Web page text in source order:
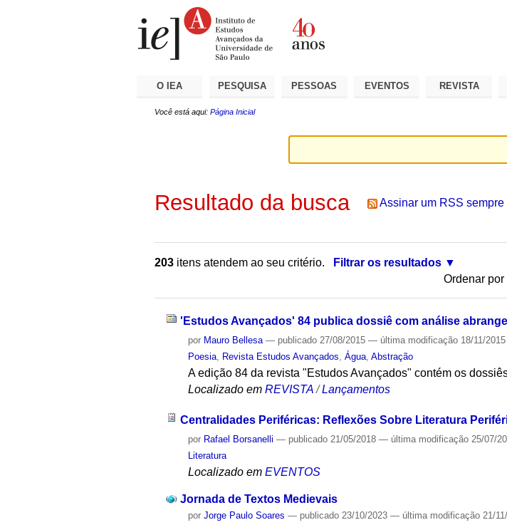
O IEA PESQUISA PESSOAS EVENTOS REVISTA
Você está aqui: Página Inicial
Resultado da busca Assinar um RSS
203 itens atendem ao seu critério.
Filtrar os resultados
Ordenar por
'Estudos Avançados' 84 publica dossiê com análise
por Mauro Bellesa — publicado 27/08/2015— última modificação 18/11/
Poesia
Revista Estudos Avançados ,Água ,Abstração
A edição 84 da revista "Estudos Avançados" contém os
Localizado em REVISTA /Lançamentos
Centralidades Periféricas: Reflexões Sobre Literatura
por Rafael Borsanelli — publicado 21/05/2018— última modificação 25/07/
Literatura
Localizado em EVENTOS
Jornada de Textos Medievais
porJorge Paulo Soares — publicado 23/10/2023— última modificação 21/